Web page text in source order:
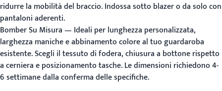
ridurre la mobilità del braccio. Indossa sotto blazer o da solo con
pantaloni aderenti.
Bomber Su Misura— Ideali per lunghezza personalizzata,
larghezza maniche e abbinamento colore al tuo guardaroba
esistente. Scegli il tessuto di fodera, chiusura a bottone rispetto
a cerniera e posizionamento tasche. Le dimensioni richiedono 4-
6 settimane dalla conferma delle specifiche.